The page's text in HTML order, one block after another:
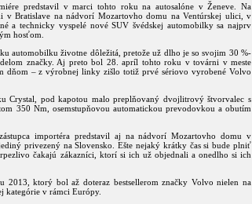
predstavil v marci tohto roku na autosalóne v Ženeve. Na
v Bratislave na nádvorí Mozartovho domu na Ventúrskej ulici, v
a technicky vyspelé nové SUV švédskej automobilky sa najprv
hosťom.
automobilku životne dôležitá, pretože už dlho je so svojim 30 %-
značky. Aj preto bol 28. apríl tohto roku v továrni v meste
dňom – z výrobnej linky zišlo totiž prvé sériovo vyrobené Volvo
Crystal, pod kapotou malo preplňovaný dvojlitrový štvorvalec s
350 Nm, osemstupňovou automatickou prevodovkou a obutím
importéra predstavil aj na nádvorí Mozartovho domu v
privezený na Slovensko. Ešte nejaký krátky čas si bude plniť
čakajú zákazníci, ktorí si ich už objednali a onedlho si ich
2013, ktorý bol až doteraz bestsellerom značky Volvo nielen na
kategórie v rámci Európy.